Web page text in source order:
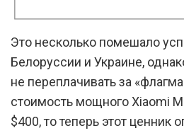
Это несколько помешало
Белоруссии и Украине,
не переплачивать за
стоимость мощного Xiaomi
$400, то теперь этот ценник